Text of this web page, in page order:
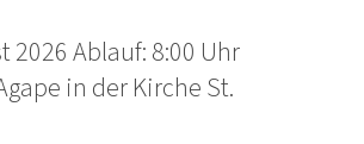
Ablauf: 8:00 Uhr
in der Kirche St.